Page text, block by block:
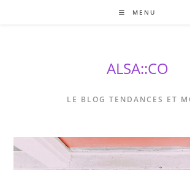
MENU
ALSA::CO
LE BLOG TENDANCES ET